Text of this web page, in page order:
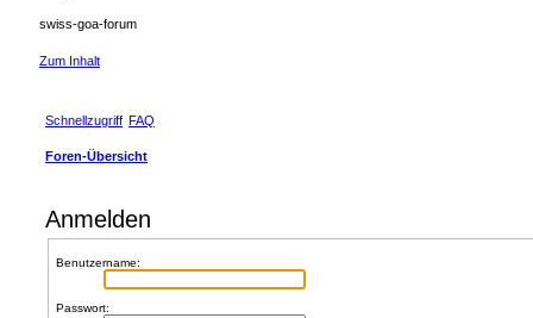
swiss-goa-forum
Zum Inhalt
Schnellzugriff FAQ
Foren-Übersicht
Anmelden
Benutzername:
Passwort: